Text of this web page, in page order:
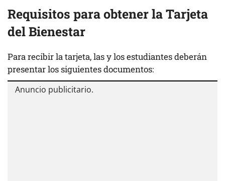
Requisitos para obtener la Tarjeta
del Bienestar
Para recibir la tarjeta, las y los estudiantes deberán
presentar los siguientes documentos: